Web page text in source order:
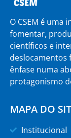
O CSEM é uma
fomentar,
científicos e
deslocamentos
ênfase numa
protagonismo
MAPA DO
Institucional